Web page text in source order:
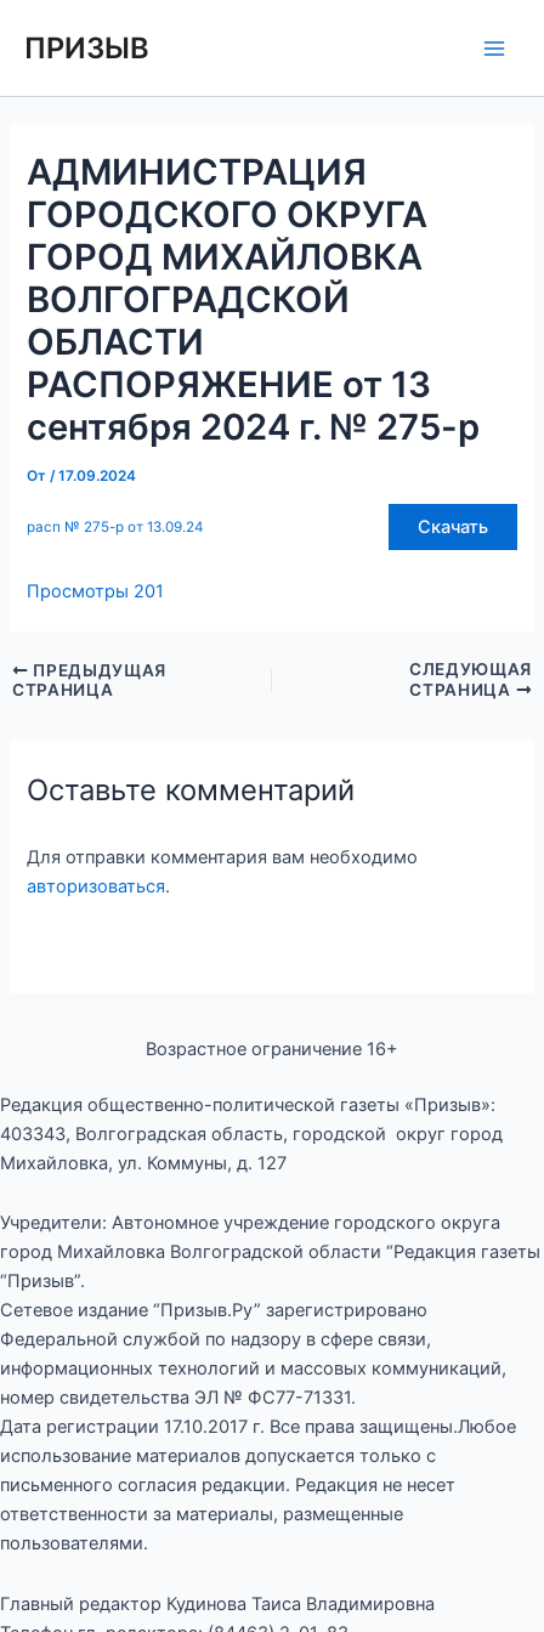
ПРИЗЫВ
АДМИНИСТРАЦИЯ
ГОРОДСКОГО ОКРУГА
ГОРОД МИХАЙЛОВКА
ВОЛГОГРАДСКОЙ
ОБЛАСТИ
РАСПОРЯЖЕНИЕ от 13
сентября 2024 г. № 275-р
От /17.09.2024
расп № 275-р от 13.09.24 Скачать
Просмотры 201
по
ПРЕДЫДУЩАЯ
СТРАНИЦА
СЛЕДУЮЩАЯ
СТРАНИЦА
Оставьте комментарий
Для отправки комментария вам необходимо
авторизоваться.
Возрастное ограничение 16+
Редакция общественно-политической газеты «Призыв»:
403343, Волгоградская область, городской округ город
Михайловка, ул. Коммуны, д. 127
Учредители: Автономное учреждение городского округа
город Михайловка Волгоградской области “Редакция газеты
“Призыв”.
Сетевое издание “Призыв.Ру” зарегистрировано
Федеральной службой по надзору в сфере связи,
информационных технологий и массовых коммуникаций,
номер свидетельства ЭЛ № ФС77-71331.
Дата регистрации 17.10.2017 г. Все права защищены.Любое
использование материалов допускается только с
письменного согласия редакции. Редакция не несет
ответственности за материалы, размещенные
пользователями.
Главный редактор Кудинова Таиса Владимировна